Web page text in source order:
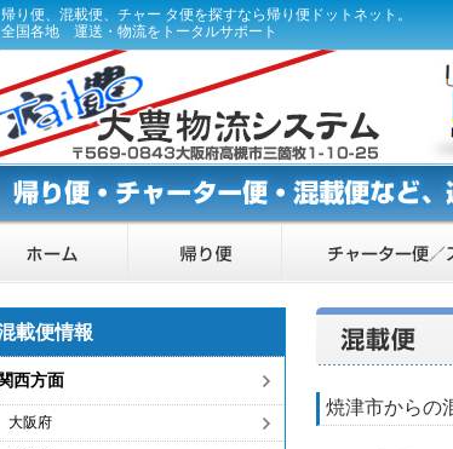
帰り便、混載便、チャー タ便を探すなら帰り便ドットネット。
全国各地 運送・物流をトータルサポート
焼津市からの
載便情報
関西方面
大阪府